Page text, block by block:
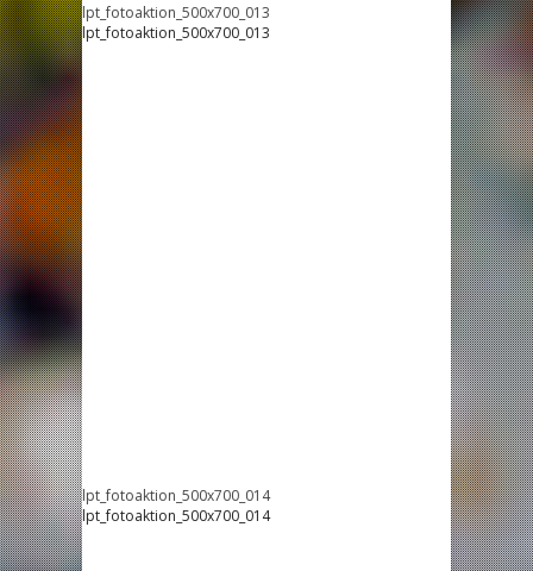
lpt_fotoaktion_500x700_013
lpt_fotoaktion_500x700_013
lpt_fotoaktion_500x700_014
lpt_fotoaktion_500x700_014